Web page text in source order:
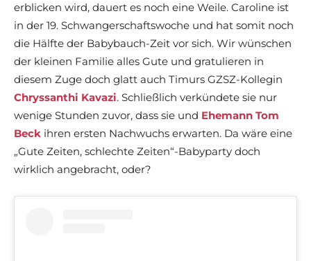
erblicken wird, dauert es noch eine Weile. Caroline ist
in der 19. Schwangerschaftswoche und hat somit noch
die Hälfte der Babybauch-Zeit vor sich. Wir wünschen
der kleinen Familie alles Gute und gratulieren in
diesem Zuge doch glatt auch Timurs GZSZ-Kollegin
Chryssanthi Kavazi. Schließlich verkündete sie nur
wenige Stunden zuvor, dass sie und Ehemann Tom
Beck ihren ersten Nachwuchs erwarten. Da wäre eine
„Gute Zeiten, schlechte Zeiten“-Babyparty doch
wirklich angebracht, oder?